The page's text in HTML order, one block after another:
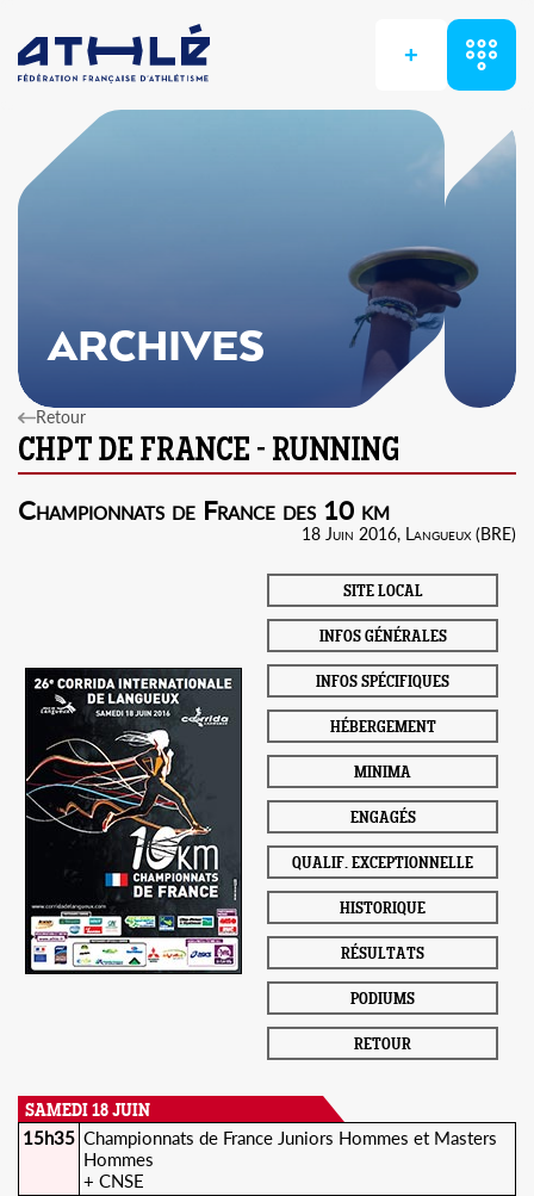
+
ARCHIVES
Retour
Championnats de France des 10 km
18 Juin 2016, Langueux (BRE)
SITE LOCAL
INFOS GÉNÉRALES
INFOS SPÉCIFIQUES
HÉBERGEMENT
MINIMA
ENGAGÉS
QUALIF. EXCEPTIONNELLE
HISTORIQUE
RÉSULTATS
PODIUMS
RETOUR
SAMEDI 18 JUIN
15h35 Championnats de France Juniors Hommes et Masters
Hommes
+ CNSE